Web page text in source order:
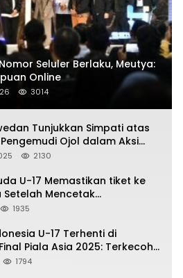
Seluler Berlaku, Meutya:
Online
3014
Tunjukkan Simpati atas
Ojol dalam Aksi
2130
U-17 Memastikan tiket ke
Setelah Mencetak
Gemilang atas Yaman 4-1 di
1935
U-17 Terhenti di
Piala Asia 2025: Terkecoh
1794